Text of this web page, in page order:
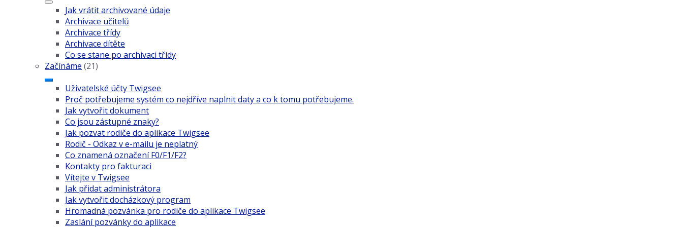
Jak vrátit archivované údaje
Archivace učitelů
Archivace třídy
Archivace dítěte
Co se stane po archivaci třídy
Začínáme (21)
Uživatelské účty Twigsee
Proč potřebujeme systém co nejdříve naplnit daty a co k tomu potřebujeme.
Jak vytvořit dokument
Co jsou zástupné znaky?
Jak pozvat rodiče do aplikace Twigsee
Rodič - Odkaz v e-mailu je neplatný
Co znamená označení F0/F1/F2?
Kontakty pro fakturaci
Vítejte v Twigsee
Jak přidat administrátora
Jak vytvořit docházkový program
Hromadná pozvánka pro rodiče do aplikace Twigsee
Zaslání pozvánky do aplikace